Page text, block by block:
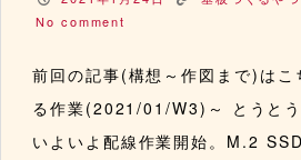
No comment
前回の記事(構想～作図まで)はこ
る作業(2021/01/W3)～ とうとう
いよいよ配線作業開始。M.2